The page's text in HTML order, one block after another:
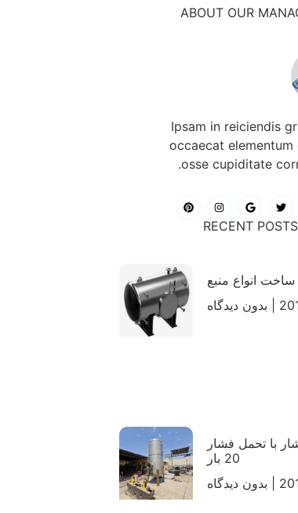
ABOUT OUR
Ipsam in reiciendis
occaecat elementum
osse cupiditate
RECENT POSTS
ساخت انواع منبع
بدون دیدگاه
با تحمل فشار
20 بار
بدون دیدگاه